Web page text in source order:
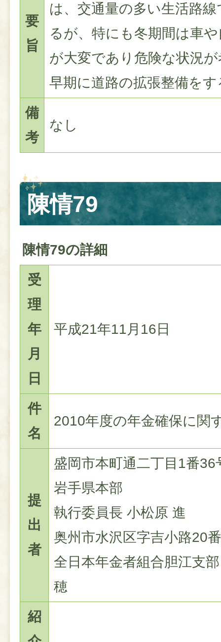
要
旨
は、交通量の多い生活路
るが、特にも冬期間は車
が大変であり危険な状況
早期に道路の拡張整備を
備
考
なし
陳情79
陳情79の詳細
受
理
年
月
日
平成21年11月16日
件
名
2010年度の年金確保に関
提
出
者
盛岡市本町通二丁目1番
岩手県本部
執行委員長 小松原 進
奥州市水沢区字吉小路20
全日本年金者組合胆江支
穂
紹